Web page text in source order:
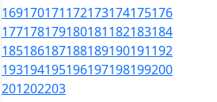
169170171172173174175176
177178179180181182183184
185186187188189190191192
193194195196197198199200
201202203